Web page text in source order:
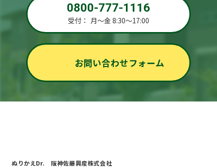
0800-777-1116
受付： 月～金 8:30～17:00
お問い合わせフォーム
ぬりかえDr. 阪神佐藤興産株式会社